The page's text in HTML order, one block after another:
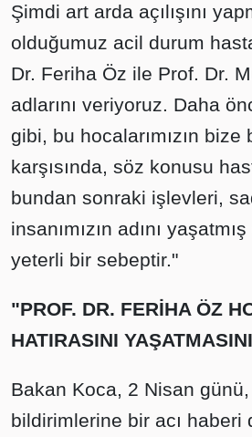
Şimdi art arda açılışını
olduğumuz acil durum
Dr. Feriha Öz ile Prof. Dr.
adlarını veriyoruz. Daha
gibi, bu hocalarımızın bize
karşısında, söz konusu
bundan sonraki işlevleri,
insanımızın adını
yeterli bir sebeptir."
"PROF. DR. FERİHA ÖZ
HATIRASINI
Bakan Koca, 2 Nisan
bildirimlerine bir acı haberi